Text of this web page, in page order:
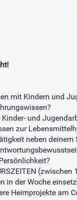
mit Kindern und
und
zur
neben deinem
(zwischen
in der Woche
Heimprojekte am